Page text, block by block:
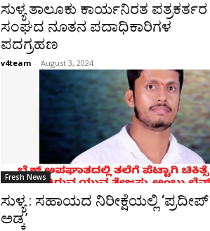
ಸುಳ್ಯ ತಾಲೂಕು ಕಾರ್ಯನಿರತ ಪತ್ರಕರ್ತರ
ಸಂಘದ ನೂತನ ಪದಾಧಿಕಾರಿಗಳ
ಪದಗ್ರಹಣ
v4team - August 3, 2024
Fresh News
ಸುಳ್ಯ : ಸಹಾಯದ ನಿರೀಕ್ಷೆಯಲ್ಲಿ ‘ಪ್ರದೀಪ್
ಅಡ್ಕ’